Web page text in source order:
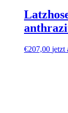
€207,00 jetzt